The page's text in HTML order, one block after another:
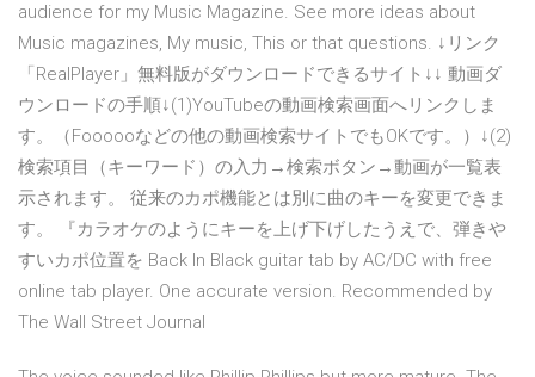
audience for my Music Magazine. See more ideas about
Music magazines, My music, This or that questions. ↓リンク
「RealPlayer」無料版がダウンロードできるサイト↓↓ 動画ダ
ウンロードの手順↓(1)YouTubeの動画検索画面へリンクしま
す。（Foooooなどの他の動画検索サイトでもOKです。）↓(2)
検索項目（キーワード）の入力→検索ボタン→動画が一覧表
示されます。 従来のカポ機能とは別に曲のキーを変更できま
す。 『カラオケのようにキーを上げ下げしたうえで、弾きや
すいカポ位置を Back In Black guitar tab by AC/DC with free
online tab player. One accurate version. Recommended by
The Wall Street Journal